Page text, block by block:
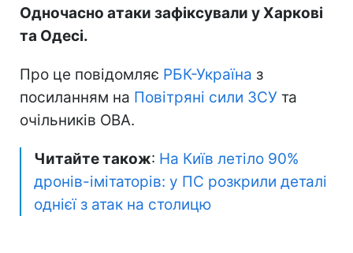
Одночасно атаки зафіксували у Харкові
та Одесі.
Про це повідомляє РБК-Україна з
посиланням на Повітряні сили ЗСУ та
очільників ОВА.
Читайте також: На Київ летіло 90%
дронів-імітаторів: у ПС розкрили деталі
однієї з атак на столицю